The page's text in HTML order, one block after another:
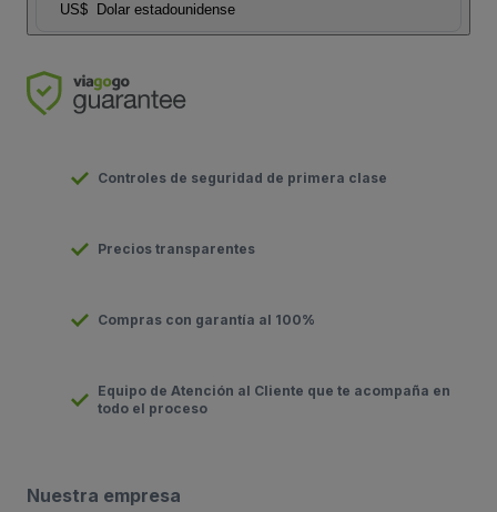
US$ Dolar estadounidense
Controles de seguridad de primera clase
Precios transparentes
Compras con garantía al 100%
Equipo de Atención al Cliente que te acompaña en
todo el proceso
Nuestra empresa